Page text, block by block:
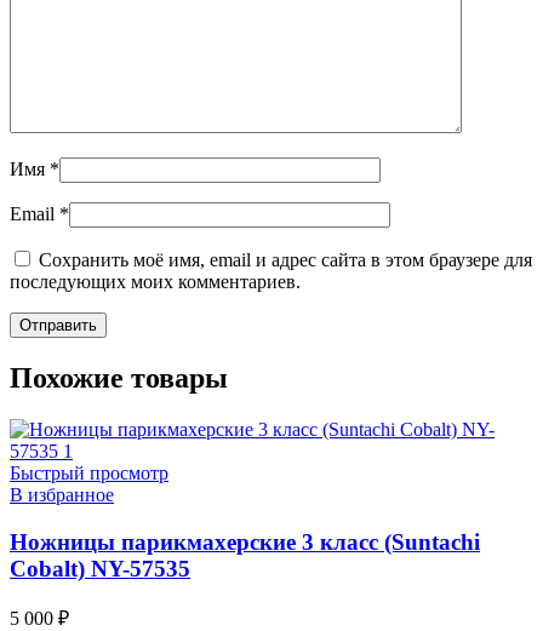
Имя *
Email *
Сохранить моё имя, email и адрес сайта в этом браузере для
последующих моих комментариев.
Похожие товары
Быстрый просмотр
В избранное
Ножницы парикмахерские 3 класс (Suntachi
Cobalt) NY-57535
5 000 ₽